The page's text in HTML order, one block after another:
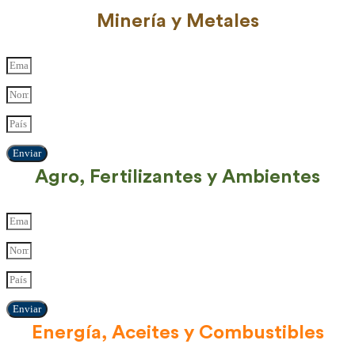
Minería y Metales
Enviar
Agro, Fertilizantes y Ambientes
Enviar
Energía, Aceites y Combustibles